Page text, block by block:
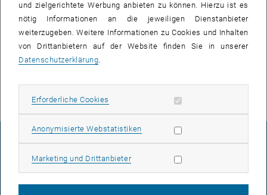
Stammtisch 04.08.
AUG. 26
ANDERE tba, 1060 Wien
IMPRESSUM
BARRIEREFREIHEITSERKLÄRUNG
und zielgerichtete Werbung anbieten zu können. Hierzu ist es
nötig Informationen an die jeweiligen Dienstanbieter
weiterzugeben. Weitere Informationen zu Cookies und Inhalten
von Drittanbietern auf der Website finden Sie in unserer
Datenschutzerklärung.
Erforderliche Cookies Erforderliche Cookies zulassen
Anonymisierte WebstatistikenStatistik Cookies zulassen
Marketing und DrittanbieterMarketing Cookies zulassen